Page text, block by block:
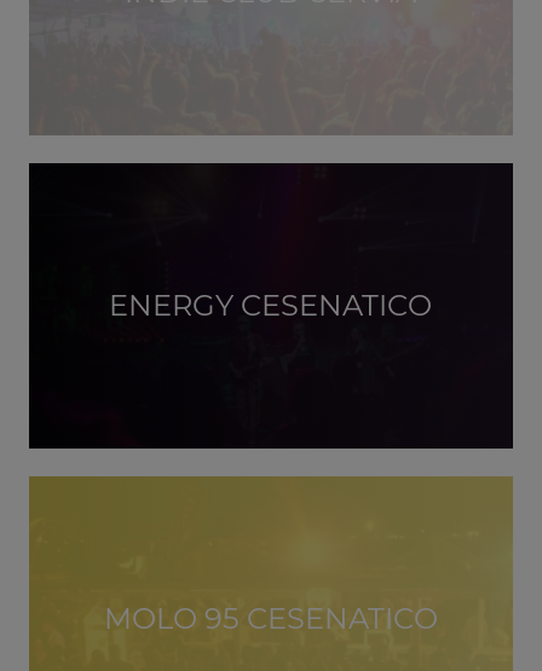
ENERGY CESENATICO
MOLO 95 CESENATICO